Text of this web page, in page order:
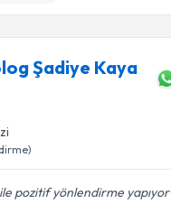
Şadiye Kaya
pozitif yönlendirme yapıyor